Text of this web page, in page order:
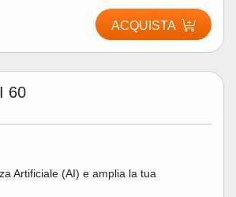
ACQUISTA
60
Artificiale (AI) e amplia la tua